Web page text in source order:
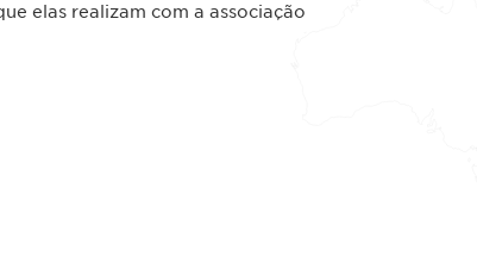
elas realizam com a associação